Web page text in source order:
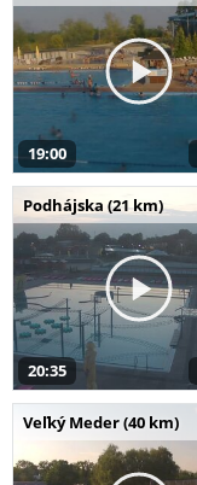
19:00
Podhájska (21 km)
20:35
Veľký Meder (40 km)